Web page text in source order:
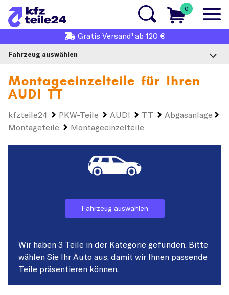
0
Gratis Versand1 ab 120 €
Fahrzeug auswählen
Montageeinzelteile für Ihren
AUDI TT
kfzteile24 PKW-Teile AUDI TT
Abgasanlage
Montageteile
Montageeinzelteile
Fahrzeug auswählen
Wir haben 3 Teile in der Kategorie gefunden. Bitte
wählen Sie Ihr Auto aus, damit wir Ihnen passende
Teile präsentieren können.